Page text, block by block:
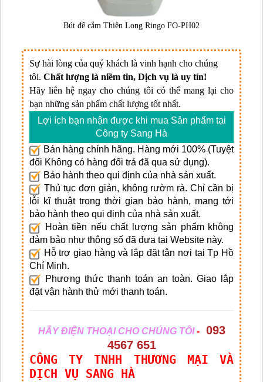
Bút đế cắm Thiên Long Ringo FO-PH02
Sự hài lòng của quý khách là vinh hạnh cho chúng
tôi. Chất lượng là niềm tin, Dịch vụ là uy tín!
Hãy liên hệ ngay cho chúng tôi có thể mang lại cho
bạn những sản phẩm chất lượng tốt nhất.
Lợi ích bạn nhận được khi mua Sản phẩm tại
Công ty Sang Hà
Bán hàng chính hãng. Hàng mới 100% (Tuyệt
đối Không có hàng đổi trả đã qua sử dụng).
Bảo hành theo qui định của nhà sản xuất.
Thủ tục đơn giản, không rườm rà. Chỉ cần bị
lỗi kĩ thuật trong thời gian bảo hành, mang tới
bảo hành theo qui định của nhà sản xuất.
Hoàn tiền nếu chất lượng sản phẩm không
đảm bảo như thông số đã đưa tại Website này.
Hỗ trợ giao hàng và lắp đặt tận nơi tại Tp Hồ
Chí Minh.
Phương thức thanh toán an toàn. Giao lắp
đặt vận hành thử mới thanh toán.
HÃY ĐIỆN THOẠI CHO CHÚNG TÔI -
093
4567 651
CÔNG TY TNHH THƯƠNG MẠI VÀ
DỊCH VỤ SANG HÀ